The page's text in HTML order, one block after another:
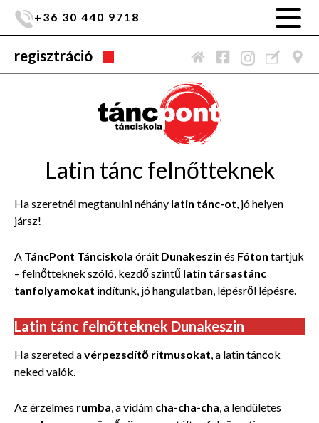
+36 30 440 9718
regisztráció
Latin tánc felnőtteknek
Ha szeretnél megtanulni néhány latin tánc-ot, jó helyen
jársz!
A TáncPont Tánciskola óráit Dunakeszin és Fóton tartjuk
– felnőtteknek szóló, kezdő szintű latin társastánc
tanfolyamokat indítunk, jó hangulatban, lépésről lépésre.
Latin tánc felnőtteknek Dunakeszin
Ha szereted avérpezsdítő ritmusokat, a latin táncok
neked valók.
Az érzelmes rumba, a vidám cha-cha-cha, a lendületes